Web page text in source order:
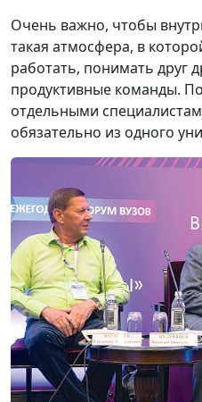
Очень важно, чтобы
такая атмосфера, в
работать, понимать друг
продуктивные команды.
отдельными
обязательно из одного